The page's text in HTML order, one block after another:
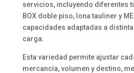
servicios, incluyendo diferentes
BOX doble piso, lona tauliner y
capacidades adaptadas a
carga.
Esta variedad permite ajustar
mercancía, volumen y destino,